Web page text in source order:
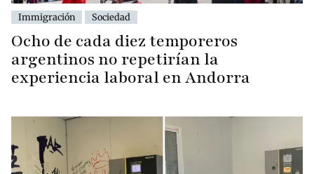
Immigración Sociedad
Ocho de cada diez temporeros
argentinos no repetirían la
experiencia laboral en Andorra